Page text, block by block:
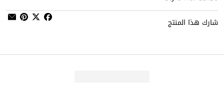
شارك هذا المنتج